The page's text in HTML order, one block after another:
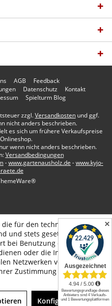
✕
AGB
Feedback
Datenschutz
Kontakt
Spielturm Blog
zzgl.Versandkosten und ggf.
nicht anders beschrieben.
es sich um frühere Verkaufspreise
wenn nicht anders beschrieben.
Versandbedingungen
-www.gartenausholz.de -www.kyjo-
die für den technischen Betrieb
und stets gesetzt werden.
bei Benutzung dieser Website
oder die Interaktion mit
Netzwerken vereinfachen
Zustimmung gesetzt.
Konfigurieren